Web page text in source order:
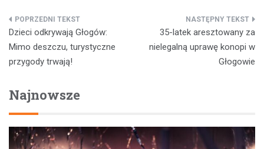
Nawigacja
wpisu
Dzieci odkrywają Głogów:
Mimo deszczu, turystyczne
przygody trwają!
35-latek aresztowany za
nielegalną uprawę konopi w
Głogowie
Najnowsze